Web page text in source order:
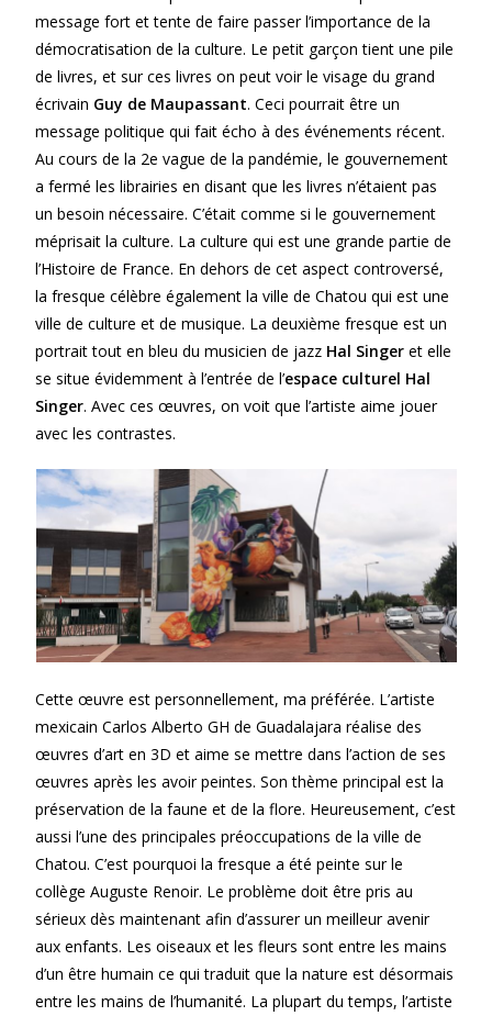
message fort et tente de faire passer l’importance de la
démocratisation de la culture. Le petit garçon tient une pile
de livres, et sur ces livres on peut voir le visage du grand
écrivain Guy de Maupassant. Ceci pourrait être un
message politique qui fait écho à des événements récent.
Au cours de la 2e vague de la pandémie, le gouvernement
a fermé les librairies en disant que les livres n’étaient pas
un besoin nécessaire. C’était comme si le gouvernement
méprisait la culture. La culture qui est une grande partie de
l’Histoire de France. En dehors de cet aspect controversé,
la fresque célèbre également la ville de Chatou qui est une
ville de culture et de musique. La deuxième fresque est un
portrait tout en bleu du musicien de jazz Hal Singer et elle
se situe évidemment à l’entrée de l’espace culturel Hal
Singer. Avec ces œuvres, on voit que l’artiste aime jouer
avec les contrastes.
Cette œuvre est personnellement, ma préférée. L’artiste
mexicain Carlos Alberto GH de Guadalajara réalise des
œuvres d’art en 3D et aime se mettre dans l’action de ses
œuvres après les avoir peintes. Son thème principal est la
préservation de la faune et de la flore. Heureusement, c’est
aussi l’une des principales préoccupations de la ville de
Chatou. C’est pourquoi la fresque a été peinte sur le
collège Auguste Renoir. Le problème doit être pris au
sérieux dès maintenant afin d’assurer un meilleur avenir
aux enfants. Les oiseaux et les fleurs sont entre les mains
d’un être humain ce qui traduit que la nature est désormais
entre les mains de l’humanité. La plupart du temps, l’artiste